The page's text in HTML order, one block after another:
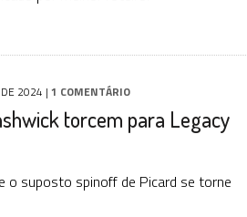
2024 | 1 COMENTÁRIO
torcem para Legacy
o suposto spinoff de Picard se torne